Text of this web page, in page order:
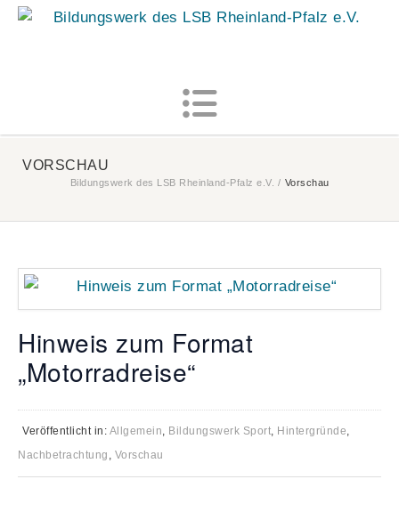
VORSCHAU
Bildungswerk des LSB Rheinland-Pfalz e.V. / Vorschau
Hinweis zum Format
„Motorradreise“
Veröffentlicht in: Allgemein, Bildungswerk Sport, Hintergründe,
Nachbetrachtung , Vorschau